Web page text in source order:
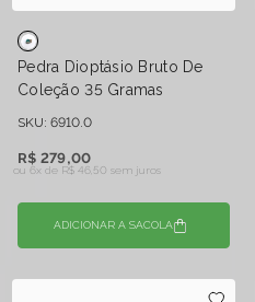
Pedra Dioptásio Bruto De
Coleção 35 Gramas
SKU: 6910.0
R$ 279,00
ou 6x de R$ 46,50 sem juros
ADICIONAR A SACOLA